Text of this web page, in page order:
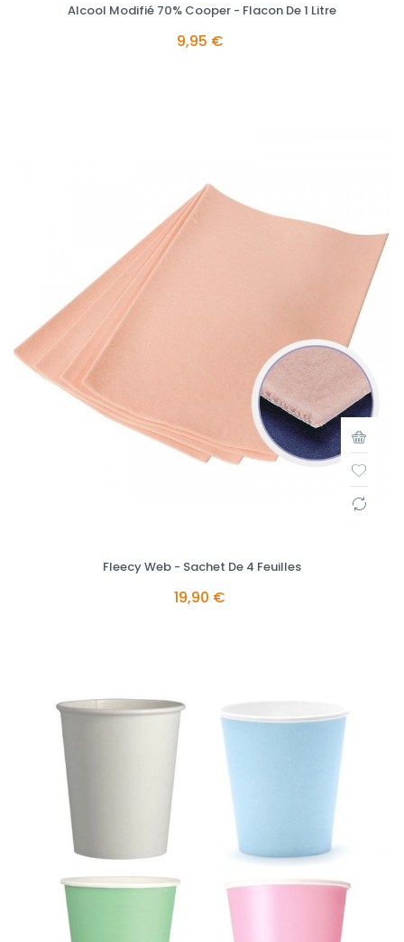
Alcool Modifié 70% Cooper - Flacon De 1 Litre
9,95 €
Fleecy Web - Sachet De 4 Feuilles
19,90 €